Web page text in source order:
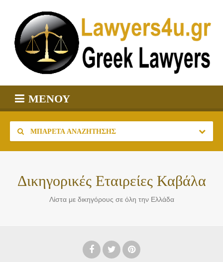
ΜΕΝΟΎ
ΜΠΑΡΈΤΑ ΑΝΑΖΉΤΗΣΗΣ
Δικηγορικές Εταιρείες Καβάλα
Λίστα με δικηγόρους σε όλη την Ελλάδα